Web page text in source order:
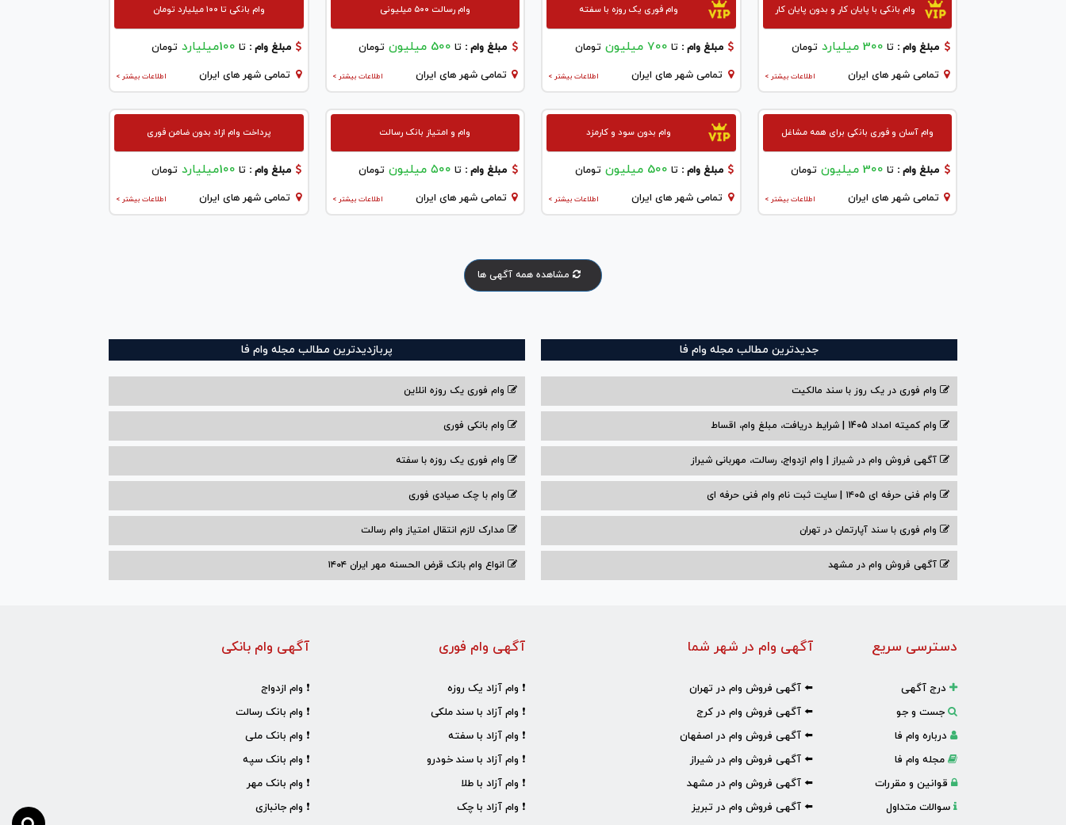
وام بانکی با پایان کار و بدون پایان کار
مبلغ وام : تا 300 میلیارد تومان
اطلاعات بیشتر > تمامی شهر های ایران
وام فوری یک روزه با سفته
مبلغ وام :تا 700 میلیون تومان
اطلاعات بیشتر > تمامی شهر های ایران
وام رسالت ۵۰۰ میلیونی
مبلغ وام : تا 500 میلیون تومان
اطلاعات بیشتر > تمامی شهر های ایران
وام بانکی تا ۱۰۰ میلیارد تومان
مبلغ وام :تا 100میلیارد تومان
اطلاعات بیشتر > تمامی شهر های ایران
وام آسان و فوری بانکی برای همه مشاغل
مبلغ وام : تا 300 میلیون تومان
اطلاعات بیشتر > تمامی شهر های ایران
وام بدون سود و کارمزد
مبلغ وام :تا 500 میلیون تومان
اطلاعات بیشتر > تمامی شهر های ایران
وام و امتیاز بانک رسالت
مبلغ وام : تا ۵۰۰ میلیون تومان
اطلاعات بیشتر > تمامی شهر های ایران
پرداخت وام ازاد بدون ضامن فوری
مبلغ وام :تا 100میلیارد تومان
اطلاعات بیشتر > تمامی شهر های ایران
مشاهده همه آگهی ها
جدیدترین مطالب مجله وام فا
وام فوری در یک روز با سند مالکیت
وام کمیته امداد 1405 | شرایط دریافت، مبلغ وام، اقساط
آگهی فروش وام در شیراز | وام ازدواج، رسالت، مهربانی شیراز
وام فنی حرفه ای ۱۴۰۵ | سایت ثبت نام وام فنی حرفه ای
وام فوری با سند آپارتمان در تهران
آگهی فروش وام در مشهد
پربازدیدترین مطالب مجله وام فا
وام فوری یک روزه انلاین
وام بانکی فوری
وام فوری یک روزه با سفته
وام با‌ چک صیادی‌ فوری
مدارک لازم انتقال امتیاز وام رسالت
انواع وام بانک قرض الحسنه مهر ایران ۱۴۰۴
آگهی وام بانکی
❗ وام ازدواج
❗ وام بانک رسالت
❗ وام بانک ملی
❗ وام بانک سپه
❗ وام بانک مهر
❗ وام جانبازی
آگهی وام فوری
❗ وام آزاد یک روزه
❗ وام آزاد با سند ملکی
❗ وام آزاد با سفته
❗ وام آزاد با سند خودرو
❗ وام آزاد با طلا
❗ وام آزاد با چک
آگهی وام در شهر شما
⬅️ آگهی فروش وام در تهران
⬅️ آگهی فروش وام در کرج
⬅️ آگهی فروش وام در اصفهان
⬅️ آگهی فروش وام در شیراز
⬅️ آگهی فروش وام در مشهد
⬅️ آگهی فروش وام در تبریز
دسترسی سریع
درج آگهی
جست و جو
درباره وام فا
مجله وام فا
قوانین و مقررات
سوالات متداول